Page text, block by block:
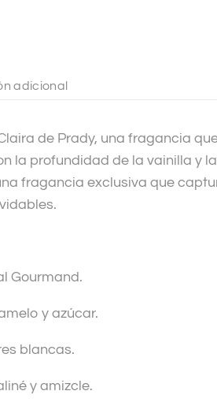
adicional
de Prady, una fragancia
la profundidad de la vainilla y
fragancia exclusiva que
Gourmand.
y azúcar.
blancas.
y amizcle.